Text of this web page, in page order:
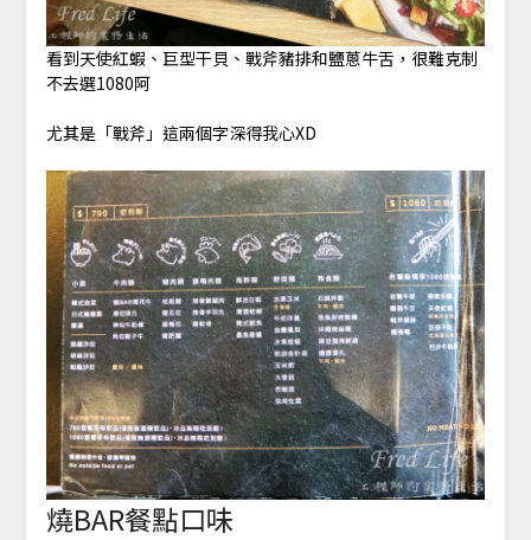
看到天使紅蝦、巨型干貝、戰斧豬排和鹽蔥牛舌，很難克制
不去選1080阿
尤其是「戰斧」這兩個字深得我心XD
燒BAR餐點口味